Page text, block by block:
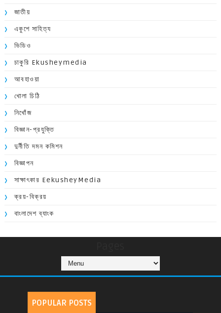
জাতীয়
একুশে সাহিত্য
ভিডিও
চাকুরি Ekusheymedia
আবহাওয়া
খোলা চিঠি
নিখোঁজ
বিজ্ঞান-প্রযুক্তি
দুর্নীতি দমন কমিশন
বিজ্ঞাপন
সাক্ষাৎকার EekusheyMedia
ক্রয়-বিক্রয়
বাংলাদেশ ব্যাংক
POPULAR POSTS